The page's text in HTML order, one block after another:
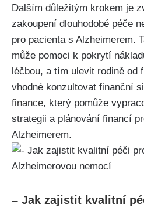
Dalším důležitým krokem je
zakoupení dlouhodobé péče
pro pacienta s Alzheimerem.
může pomoci k pokrytí
léčbou, a tím ulevit rodině od
vhodné konzultovat finanční
finance, který pomůže
strategii a plánování financí
Alzheimerem.
– Jak zajistit kvalitní